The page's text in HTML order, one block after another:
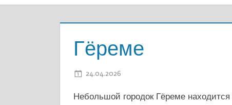
Гёреме
24.04.2026
Небольшой городок Гёреме